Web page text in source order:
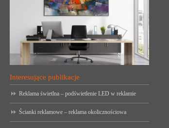
Interesujące publikacje
Reklama świetlna – podświetlenie LED w reklamie
Ścianki reklamowe – reklama okolicznościowa